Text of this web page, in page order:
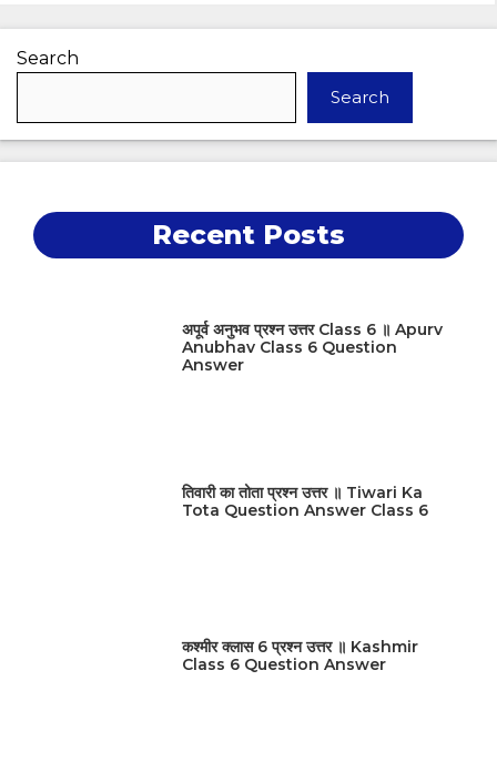
Search
Search
Recent Posts
अपूर्व अनुभव प्रश्न उत्तर Class 6 ॥ Apurv
Anubhav Class 6 Question
Answer
तिवारी का तोता प्रश्न उत्तर ॥ Tiwari Ka
Tota Question Answer Class 6
कश्मीर क्लास 6 प्रश्न उत्तर ॥ Kashmir
Class 6 Question Answer